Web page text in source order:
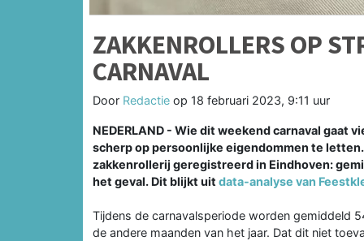
ZAKKENROLLERS OP
CARNAVAL
Door Redactie op 18 februari 2023, 9:11 uur
NEDERLAND - Wie dit weekend carnaval gaat
scherp op persoonlijke eigendommen te
zakkenrollerij geregistreerd in Eindhoven:
het geval. Dit blijkt uit data-analyse van
Tijdens de carnavalsperiode worden gemiddeld
de andere maanden van het jaar. Dat dit niet